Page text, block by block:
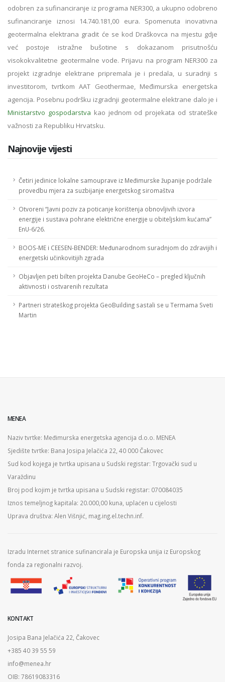
odobren za sufinanciranje iz programa NER300, a ukupno odobreno
sufinanciranje iznosi 14.740.181,00 eura. Spomenuta inovativna
geotermalna elektrana gradit će se kod Draškovca na mjestu gdje
već postoje istražne bušotine s dokazanom prisutnošću
visokokvalitetne geotermalne vode. Prijavu na program NER300 za
projekt izgradnje elektrane pripremala je i predala, u suradnji s
investitorom, tvrtkom AAT Geothermae, Međimurska energetska
agencija. Posebnu podršku izgradnji geotermalne elektrane dalo je i
Ministarstvo gospodarstva kao jednom od projekata od strateške
važnosti za Republiku Hrvatsku.
Najnovije vijesti
Četiri jedinice lokalne samouprave iz Međimurske županije podržale
provedbu mjera za suzbijanje energetskog siromaštva
Otvoreni “Javni poziv za poticanje korištenja obnovljivih izvora
energije i sustava pohrane električne energije u obiteljskim kućama”
EnU-6/26.
BOOS-ME i CEESEN-BENDER: Međunarodnom suradnjom do zdravijih i
energetski učinkovitijih zgrada
Objavljen peti bilten projekta Danube GeoHeCo – pregled ključnih
aktivnosti i ostvarenih rezultata
Partneri strateškog projekta GeoBuilding sastali se u Termama Sveti
Martin
MENEA
Naziv tvrtke: Međimurska energetska agencija d.o.o. MENEA
Sjedište tvrtke: Bana Josipa Jelačića 22, 40 000 Čakovec
Sud kod kojega je tvrtka upisana u Sudski registar: Trgovački sud u
Varaždinu
Broj pod kojim je tvrtka upisana u Sudski registar: 070084035
Iznos temeljnog kapitala: 20.000,00 kuna, uplaćen u cijelosti
Uprava društva: Alen Višnjić, mag.ing.el.techn.inf.
Izradu Internet stranice sufinancirala je Europska unija iz Europskog
fonda za regionalni razvoj.
KONTAKT
Josipa Bana Jelačića 22, Čakovec
+385 40 39 55 59
info@menea.hr
OIB: 78619083316